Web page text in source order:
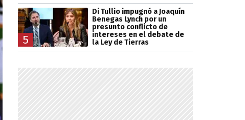
5
Di Tullio impugnó a Joaquín
Benegas Lynch por un
presunto conflicto de
intereses en el debate de
la Ley de Tierras